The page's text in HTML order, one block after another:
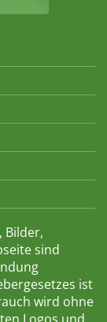
Bilder,
sind
ist
wird ohne